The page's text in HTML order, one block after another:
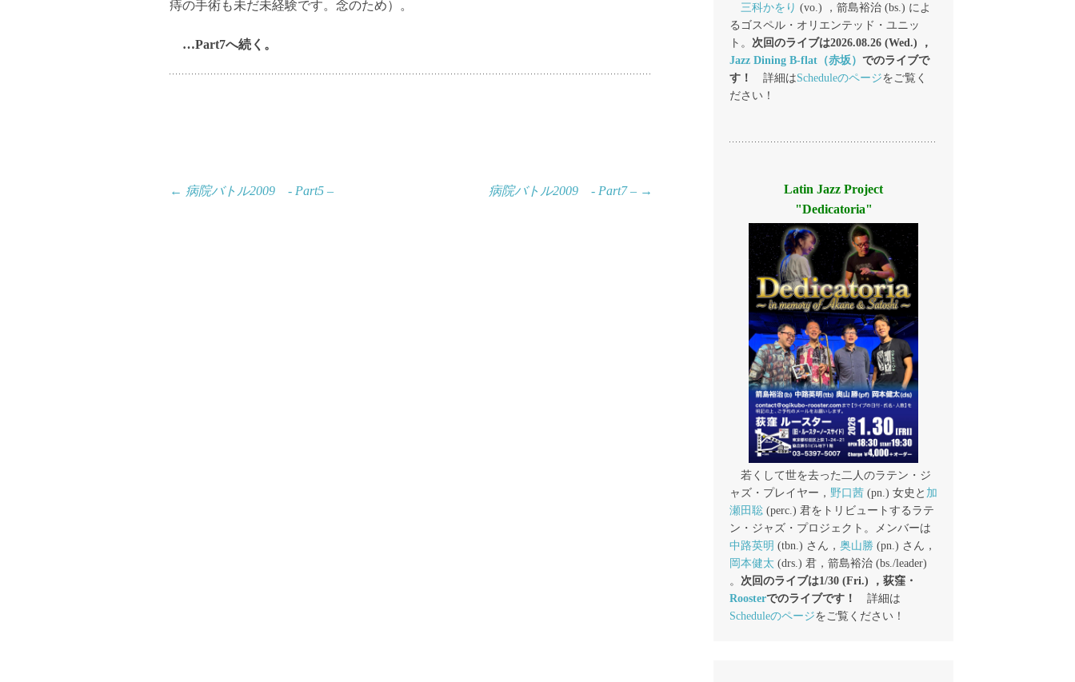
痔の手術も未だ未経験です。念のため）。
…Part7へ続く。
← 病院バトル2009 - Part5 – 病院バトル2009 - Part7 – →
三科かをり (vo.) ，箭島裕治 (bs.) によ
るゴスペル・オリエンテッド・ユニッ
ト。 次回のライブは2026.08.26 (Wed.) ，
Jazz Dining B-flat（赤坂） でのライブで
す！
詳細はScheduleのページをご覧く
ださい！
Latin Jazz Project
"Dedicatoria"
若くして世を去った二人のラテン・ジ
ャズ・プレイヤー， 野口茜 (pn.) 女史と 加
瀬田聡 (perc.) 君をトリビュートするラテ
ン・ジャズ・プロジェクト。メンバーは
中路英明 (tbn.) さん， 奥山勝 (pn.) さん，
岡本健太 (drs.) 君，箭島裕治 (bs./leader)
。 次回のライブは1/30 (Fri.) ，荻窪・
Roosterでのライブです！
詳細は
Scheduleのページをご覧ください！